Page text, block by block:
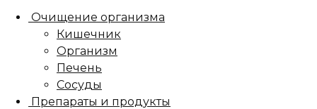
Очищение организма
Кишечник
Организм
Печень
Сосуды
Препараты и продукты